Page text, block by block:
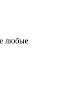
любые